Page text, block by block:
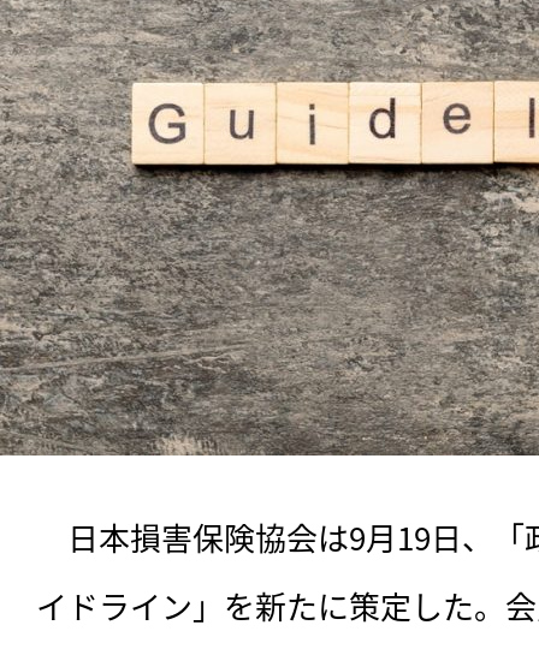
日本損害保険協会は9月19日、「
イドライン」を新たに策定した。